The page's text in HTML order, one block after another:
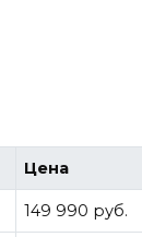
Цена
149 990 руб.